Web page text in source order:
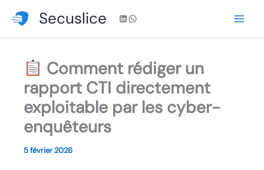
Secuslice LinkedIn
WhatsApp
Comment rédiger un
rapport CTI directement
exploitable par les cyber-
enquêteurs
5 février 2026